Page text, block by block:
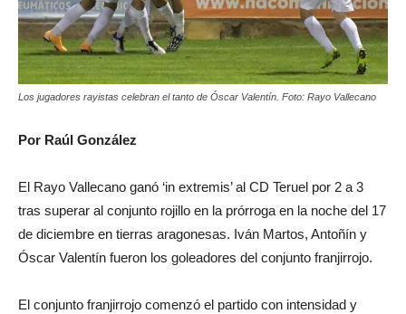
Los jugadores rayistas celebran el tanto de Óscar Valentín. Foto: Rayo Vallecano
Por Raúl González
El Rayo Vallecano ganó ‘in extremis’ al CD Teruel por 2 a 3
tras superar al conjunto rojillo en la prórroga en la noche del 17
de diciembre en tierras aragonesas. Iván Martos, Antoñín y
Óscar Valentín fueron los goleadores del conjunto franjirrojo.
El conjunto franjirrojo comenzó el partido con intensidad y